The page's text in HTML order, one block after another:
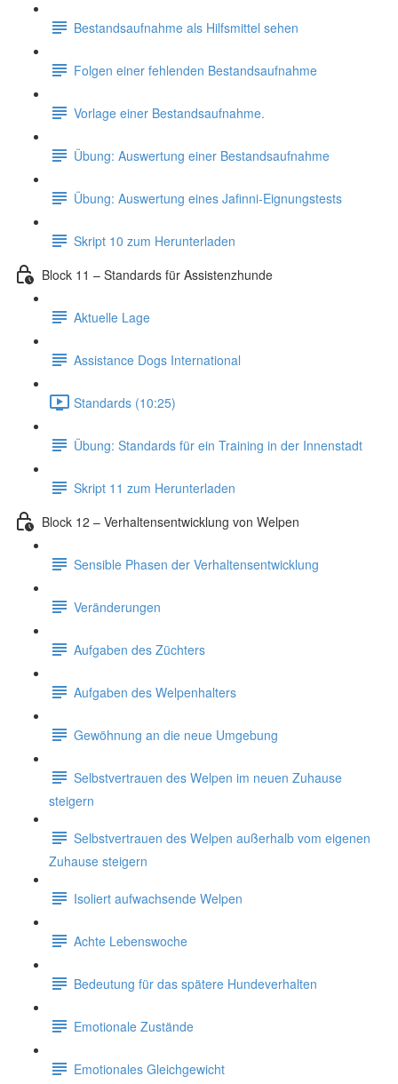
Bestandsaufnahme als Hilfsmittel sehen
Folgen einer fehlenden Bestandsaufnahme
Vorlage einer Bestandsaufnahme.
Übung: Auswertung einer Bestandsaufnahme
Übung: Auswertung eines Jafinni-Eignungstests
Skript 10 zum Herunterladen
Block 11 – Standards für Assistenzhunde
Aktuelle Lage
Assistance Dogs International
Standards (10:25)
Übung: Standards für ein Training in der Innenstadt
Skript 11 zum Herunterladen
Block 12 – Verhaltensentwicklung von Welpen
Sensible Phasen der Verhaltensentwicklung
Veränderungen
Aufgaben des Züchters
Aufgaben des Welpenhalters
Gewöhnung an die neue Umgebung
Selbstvertrauen des Welpen im neuen Zuhause
steigern
Selbstvertrauen des Welpen außerhalb vom eigenen
Zuhause steigern
Isoliert aufwachsende Welpen
Achte Lebenswoche
Bedeutung für das spätere Hundeverhalten
Emotionale Zustände
Emotionales Gleichgewicht